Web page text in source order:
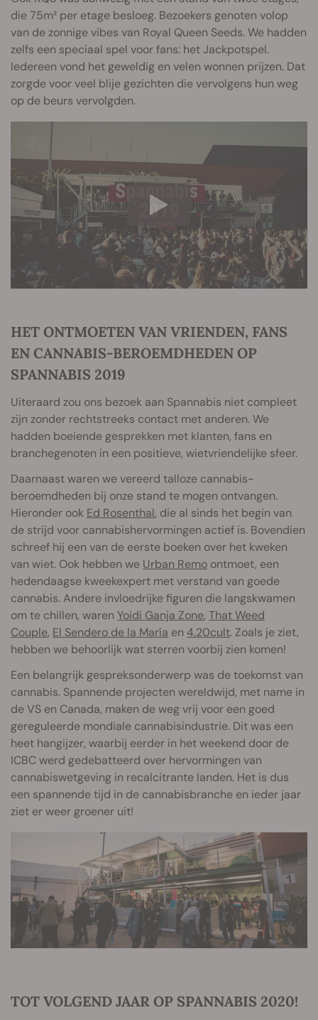
die 75m² per etage besloeg. Bezoekers genoten volop
van de zonnige vibes van Royal Queen Seeds. We hadden
zelfs een speciaal spel voor fans: het Jackpotspel.
Iedereen vond het geweldig en velen wonnen prijzen. Dat
zorgde voor veel blije gezichten die vervolgens hun weg
op de beurs vervolgden.
HET ONTMOETEN VAN VRIENDEN, FANS
EN CANNABIS-BEROEMDHEDEN OP
SPANNABIS 2019
Uiteraard zou ons bezoek aan Spannabis niet compleet
zijn zonder rechtstreeks contact met anderen. We
hadden boeiende gesprekken met klanten, fans en
branchegenoten in een positieve, wietvriendelijke sfeer.
Daarnaast waren we vereerd talloze cannabis-
beroemdheden bij onze stand te mogen ontvangen.
Hieronder ook Ed Rosenthal, die al sinds het begin van
de strijd voor cannabishervormingen actief is. Bovendien
schreef hij een van de eerste boeken over het kweken
van wiet. Ook hebben we Urban Remo ontmoet, een
hedendaagse kweekexpert met verstand van goede
cannabis. Andere invloedrijke figuren die langskwamen
om te chillen, waren Yoidi Ganja Zone, That Weed
Couple, El Sendero de la María en 4.20cult. Zoals je ziet,
hebben we behoorlijk wat sterren voorbij zien komen!
Een belangrijk gespreksonderwerp was de toekomst van
cannabis. Spannende projecten wereldwijd, met name in
de VS en Canada, maken de weg vrij voor een goed
gereguleerde mondiale cannabisindustrie. Dit was een
heet hangijzer, waarbij eerder in het weekend door de
ICBC werd gedebatteerd over hervormingen van
cannabiswetgeving in recalcitrante landen. Het is dus
een spannende tijd in de cannabisbranche en ieder jaar
ziet er weer groener uit!
TOT VOLGEND JAAR OP SPANNABIS 2020!